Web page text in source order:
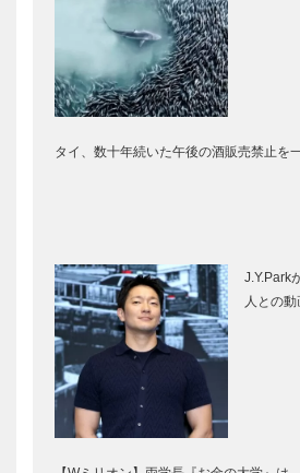
タイ、数十年続いた午後の酒販売禁止を
J.Y.Park
人との